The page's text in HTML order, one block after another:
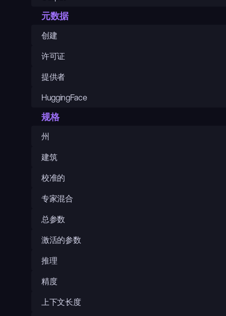
元数据
创建
许可证
提供者
HuggingFace
规格
州
建筑
校准的
专家混合
总参数
激活的参数
推理
精度
上下文长度